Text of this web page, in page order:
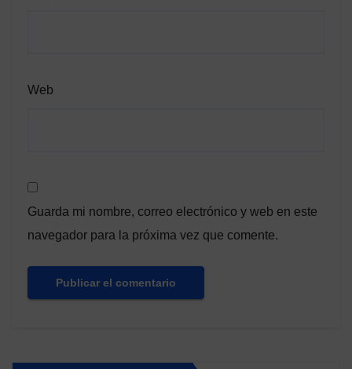
Web
Guarda mi nombre, correo electrónico y web en este
navegador para la próxima vez que comente.